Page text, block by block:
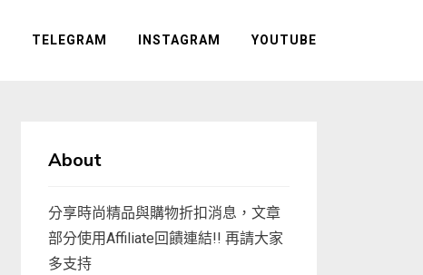
TELEGRAM INSTAGRAM YOUTUBE
About
分享時尚精品與購物折扣消息，文章
部分使用Affiliate回饋連結!! 再請大家
多支持